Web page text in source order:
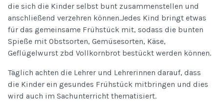
die sich die Kinder selbst bunt zusammenstellen und
anschließend verzehren können.Jedes Kind bringt etwas
für das gemeinsame Frühstück mit, sodass die bunten
Spieße mit Obstsorten, Gemüsesorten, Käse,
Geflügelwurst zbd Vollkornbrot bestückt werden können.
Täglich achten die Lehrer und Lehrerinnen darauf, dass
die Kinder ein gesundes Frühstück mitbringen und dies
wird auch im Sachunterricht thematisiert.